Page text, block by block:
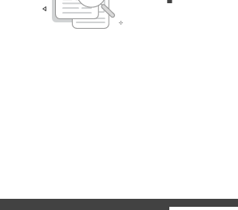
Mantequilla